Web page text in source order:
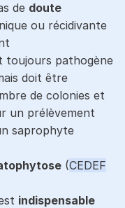
de doute
ou récidivante
toujours pathogène
doit être
de colonies et
un prélèvement
saprophyte
(CEDEF
indispensable